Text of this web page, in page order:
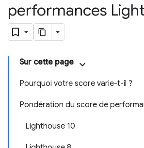
performances
Sur cette page
Pourquoi votre score varie-t-il ?
Pondération du score de
Lighthouse 10